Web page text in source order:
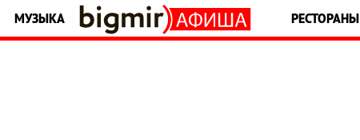
МУЗЫКА РЕСТОРАНЫ